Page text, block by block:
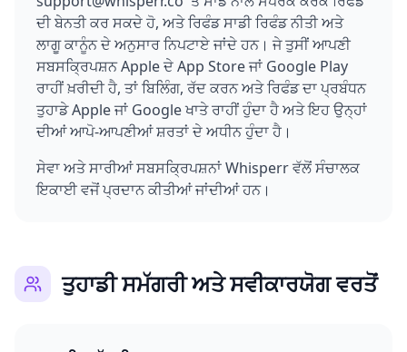
ਦੀ ਬੇਨਤੀ ਕਰ ਸਕਦੇ ਹੋ, ਅਤੇ ਰਿਫੰਡ ਸਾਡੀ ਰਿਫੰਡ ਨੀਤੀ ਅਤੇ
ਲਾਗੂ ਕਾਨੂੰਨ ਦੇ ਅਨੁਸਾਰ ਨਿਪਟਾਏ ਜਾਂਦੇ ਹਨ। ਜੇ ਤੁਸੀਂ ਆਪਣੀ
ਸਬਸਕ੍ਰਿਪਸ਼ਨ Apple ਦੇ App Store ਜਾਂ Google Play
ਰਾਹੀਂ ਖ਼ਰੀਦੀ ਹੈ, ਤਾਂ ਬਿਲਿੰਗ, ਰੱਦ ਕਰਨ ਅਤੇ ਰਿਫੰਡ ਦਾ ਪ੍ਰਬੰਧਨ
ਤੁਹਾਡੇ Apple ਜਾਂ Google ਖਾਤੇ ਰਾਹੀਂ ਹੁੰਦਾ ਹੈ ਅਤੇ ਇਹ ਉਨ੍ਹਾਂ
ਦੀਆਂ ਆਪੋ-ਆਪਣੀਆਂ ਸ਼ਰਤਾਂ ਦੇ ਅਧੀਨ ਹੁੰਦਾ ਹੈ।
ਸੇਵਾ ਅਤੇ ਸਾਰੀਆਂ ਸਬਸਕ੍ਰਿਪਸ਼ਨਾਂ Whisperr ਵੱਲੋਂ ਸੰਚਾਲਕ
ਇਕਾਈ ਵਜੋਂ ਪ੍ਰਦਾਨ ਕੀਤੀਆਂ ਜਾਂਦੀਆਂ ਹਨ।
ਤੁਹਾਡੀ ਸਮੱਗਰੀ ਅਤੇ ਸਵੀਕਾਰਯੋਗ ਵਰਤੋਂ